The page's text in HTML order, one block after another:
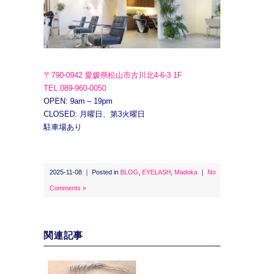
〒790-0942 愛媛県松山市古川北4-6-3 1F
TEL.089-960-0050
OPEN: 9am – 19pm
CLOSED: 月曜日、第3火曜日
駐車場あり
2025-11-08 ｜ Posted in BLOG EYELASH Madoka ｜ No
Comments »
関連記事